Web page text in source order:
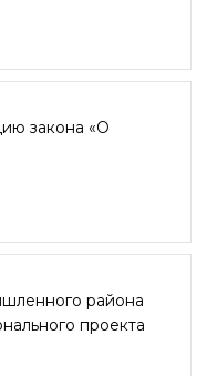
закона «О
района
проекта